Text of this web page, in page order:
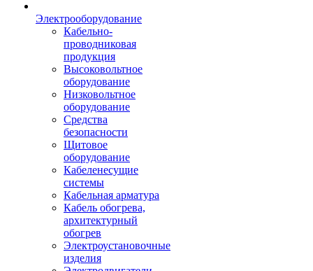
Электрооборудование
Кабельно-
проводниковая
продукция
Высоковольтное
оборудование
Низковольтное
оборудование
Средства
безопасности
Щитовое
оборудование
Кабеленесущие
системы
Кабельная арматура
Кабель обогрева,
архитектурный
обогрев
Электроустановочные
изделия